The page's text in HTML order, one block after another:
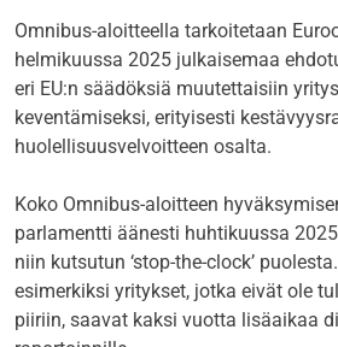
Omnibus-aloitteella tarkoitetaan
helmikuussa 2025 julkaisemaa
eri EU:n säädöksiä muutettaisiin
keventämiseksi, erityisesti
huolellisuusvelvoitteen osalta.
Koko Omnibus-aloitteen
parlamentti äänesti huhtikuussa
niin kutsutun ‘stop-the-clock’
esimerkiksi yritykset, jotka eivät ole
piiriin, saavat kaksi vuotta lisäaikaa